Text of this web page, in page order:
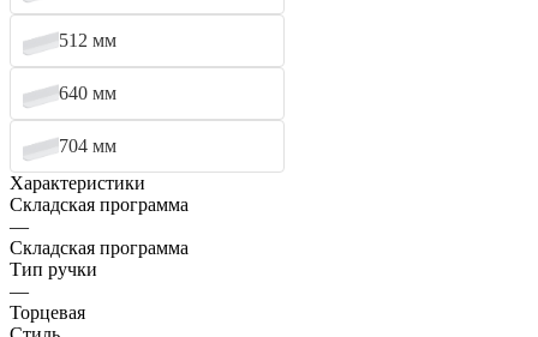
512 мм
640 мм
704 мм
Характеристики
Складская программа
—
Складская программа
Тип ручки
—
Торцевая